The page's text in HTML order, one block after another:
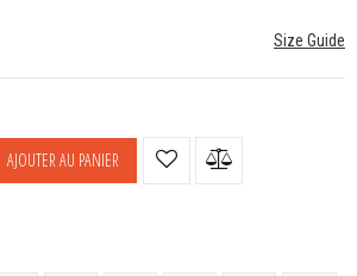
Size Guide
AJOUTER AU PANIER